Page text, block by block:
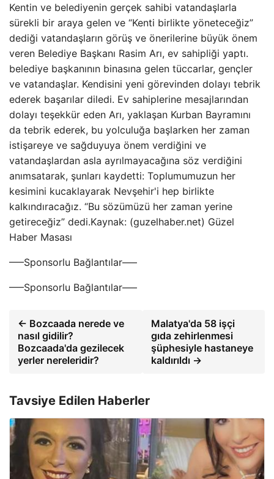
Kentin ve belediyenin gerçek sahibi vatandaşlarla
sürekli bir araya gelen ve “Kenti birlikte yöneteceğiz”
dediği vatandaşların görüş ve önerilerine büyük önem
veren Belediye Başkanı Rasim Arı, ev sahipliği yaptı.
belediye başkanının binasına gelen tüccarlar, gençler
ve vatandaşlar. Kendisini yeni görevinden dolayı tebrik
ederek başarılar diledi. Ev sahiplerine mesajlarından
dolayı teşekkür eden Arı, yaklaşan Kurban Bayramını
da tebrik ederek, bu yolculuğa başlarken her zaman
istişareye ve sağduyuya önem verdiğini ve
vatandaşlardan asla ayrılmayacağına söz verdiğini
anımsatarak, şunları kaydetti: Toplumumuzun her
kesimini kucaklayarak Nevşehir'i hep birlikte
kalkındıracağız. “Bu sözümüzü her zaman yerine
getireceğiz” dedi.Kaynak: (guzelhaber.net) Güzel
Haber Masası
—–Sponsorlu Bağlantılar—–
—–Sponsorlu Bağlantılar—–
← Bozcaada nerede ve
nasıl gidilir?
Bozcaada'da gezilecek
yerler nereleridir?
Malatya'da 58 işçi
gıda zehirlenmesi
şüphesiyle hastaneye
kaldırıldı →
Tavsiye Edilen Haberler